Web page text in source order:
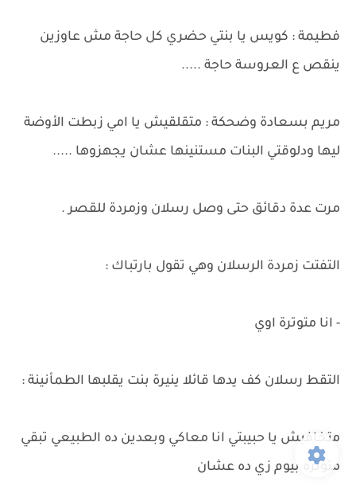
فطيمة : كويس يا بنتي حضري كل حاجة مش عاوزين
ينقص ع العروسة حاجة .....
مريم بسعادة وضحكة : متقلقيش يا امي زبطت الأوضة
ليها ودلوقتي البنات مستنينها عشان يجهزوها .....
مرت عدة دقائق حتى وصل رسلان وزمردة للقصر .
التفتت زمردة الرسلان وهي تقول بارتباك :
- انا متوترة اوي
التقط رسلان كف يدها قائلا ينيرة بنت يقلبها الطمأنينة :
متخافيش يا حبيبتي انا معاكي وبعدين ده الطبيعي تبقي
متوتره بيوم زي ده عشان